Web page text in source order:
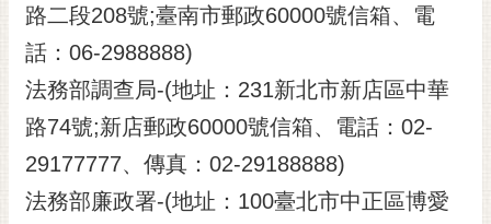
路二段208號;臺南市郵政60000號信箱、電
話：06-2988888)
法務部調查局-(地址：231新北市新店區中華
路74號;新店郵政60000號信箱、電話：02-
29177777、傳真：02-29188888)
法務部廉政署-(地址：100臺北市中正區博愛